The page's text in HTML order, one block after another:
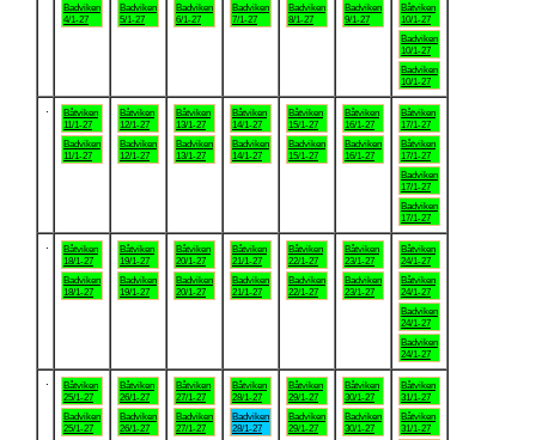
Badviken
4/1-27
Badviken
5/1-27
Badviken
6/1-27
Badviken
7/1-27
Badviken
8/1-27
Badviken
9/1-27
Båtviken
10/1-27
Badviken
10/1-27
Badviken
10/1-27
Båtviken
11/1-27
Badviken
11/1-27
Båtviken
12/1-27
Badviken
12/1-27
Båtviken
13/1-27
Badviken
13/1-27
Båtviken
14/1-27
Badviken
14/1-27
Båtviken
15/1-27
Badviken
15/1-27
Båtviken
16/1-27
Badviken
16/1-27
Båtviken
17/1-27
Båtviken
17/1-27
Badviken
17/1-27
Badviken
17/1-27
Båtviken
18/1-27
Badviken
18/1-27
Båtviken
19/1-27
Badviken
19/1-27
Båtviken
20/1-27
Badviken
20/1-27
Båtviken
21/1-27
Badviken
21/1-27
Båtviken
22/1-27
Badviken
22/1-27
Båtviken
23/1-27
Badviken
23/1-27
Båtviken
24/1-27
Båtviken
24/1-27
Badviken
24/1-27
Badviken
24/1-27
Båtviken
25/1-27
Badviken
25/1-27
Båtviken
26/1-27
Badviken
26/1-27
Båtviken
27/1-27
Badviken
27/1-27
Båtviken
28/1-27
Badviken
28/1-27
Båtviken
29/1-27
Badviken
29/1-27
Båtviken
30/1-27
Badviken
30/1-27
Båtviken
31/1-27
Båtviken
31/1-27